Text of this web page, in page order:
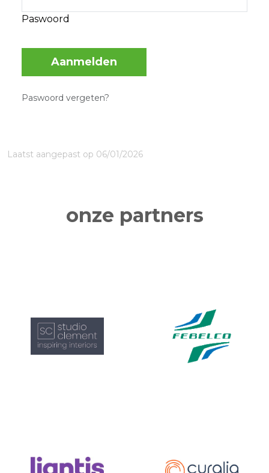
Paswoord
Aanmelden
Paswoord vergeten?
Laatst aangepast op 06/01/2026
onze partners